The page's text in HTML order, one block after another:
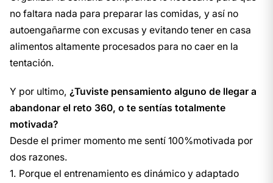
no faltara nada para preparar las comidas, y así no
autoengañarme con excusas y evitando tener en casa
alimentos altamente procesados para no caer en la
tentación.
Y por ultimo, ¿Tuviste pensamiento alguno de llegar a
abandonar el reto 360, o te sentías totalmente
motivada?
Desde el primer momento me sentí 100%motivada por
dos razones.
1. Porque el entrenamiento es dinámico y adaptado